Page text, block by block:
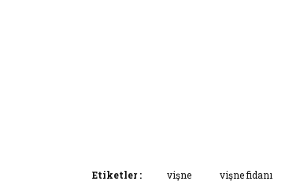
Etiketler : vişne vişne fidanı